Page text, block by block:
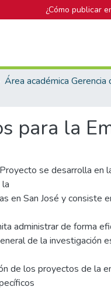
¿Cómo publicar
para la
se desarrolla en
en San José y consiste
administrar de forma
de la investigación
de los proyectos de la